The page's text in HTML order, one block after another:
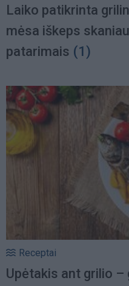
Laiko patikrinta
mėsa iškeps
patarimais (1)
Receptai
Upėtakis ant grilio